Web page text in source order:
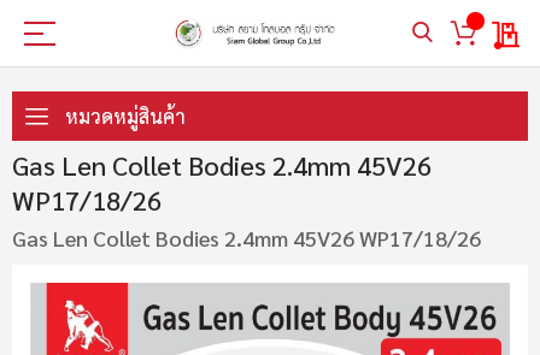
My
ไป
ที่
เนื้อหา
หมวดหมู่สินค้า
Gas Len Collet Bodies 2.4mm 45V26
WP17/18/26
Gas Len Collet Bodies 2.4mm 45V26 WP17/18/26